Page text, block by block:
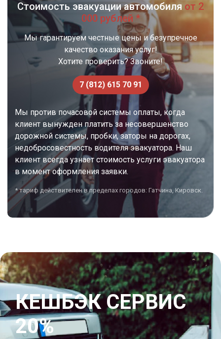
Стоимость эвакуации автомобиля от 2
000 рублей *
Мы гарантируем честные цены и безупречное
качество оказания услуг!
Хотите проверить? Звоните!
7 (812) 615 70 91
Мы против почасовой системы оплаты, когда
клиент вынужден платить за несовершенство
дорожной системы, пробки, заторы на дорогах,
недобросовестность водителя эвакуатора. Наш
клиент всегда узнает стоимость услуги эвакуатора
в момент оформления заявки.
* тариф действителен в пределах городов: Гатчина, Кировск.
КЕШБЭК СЕРВИС
20%